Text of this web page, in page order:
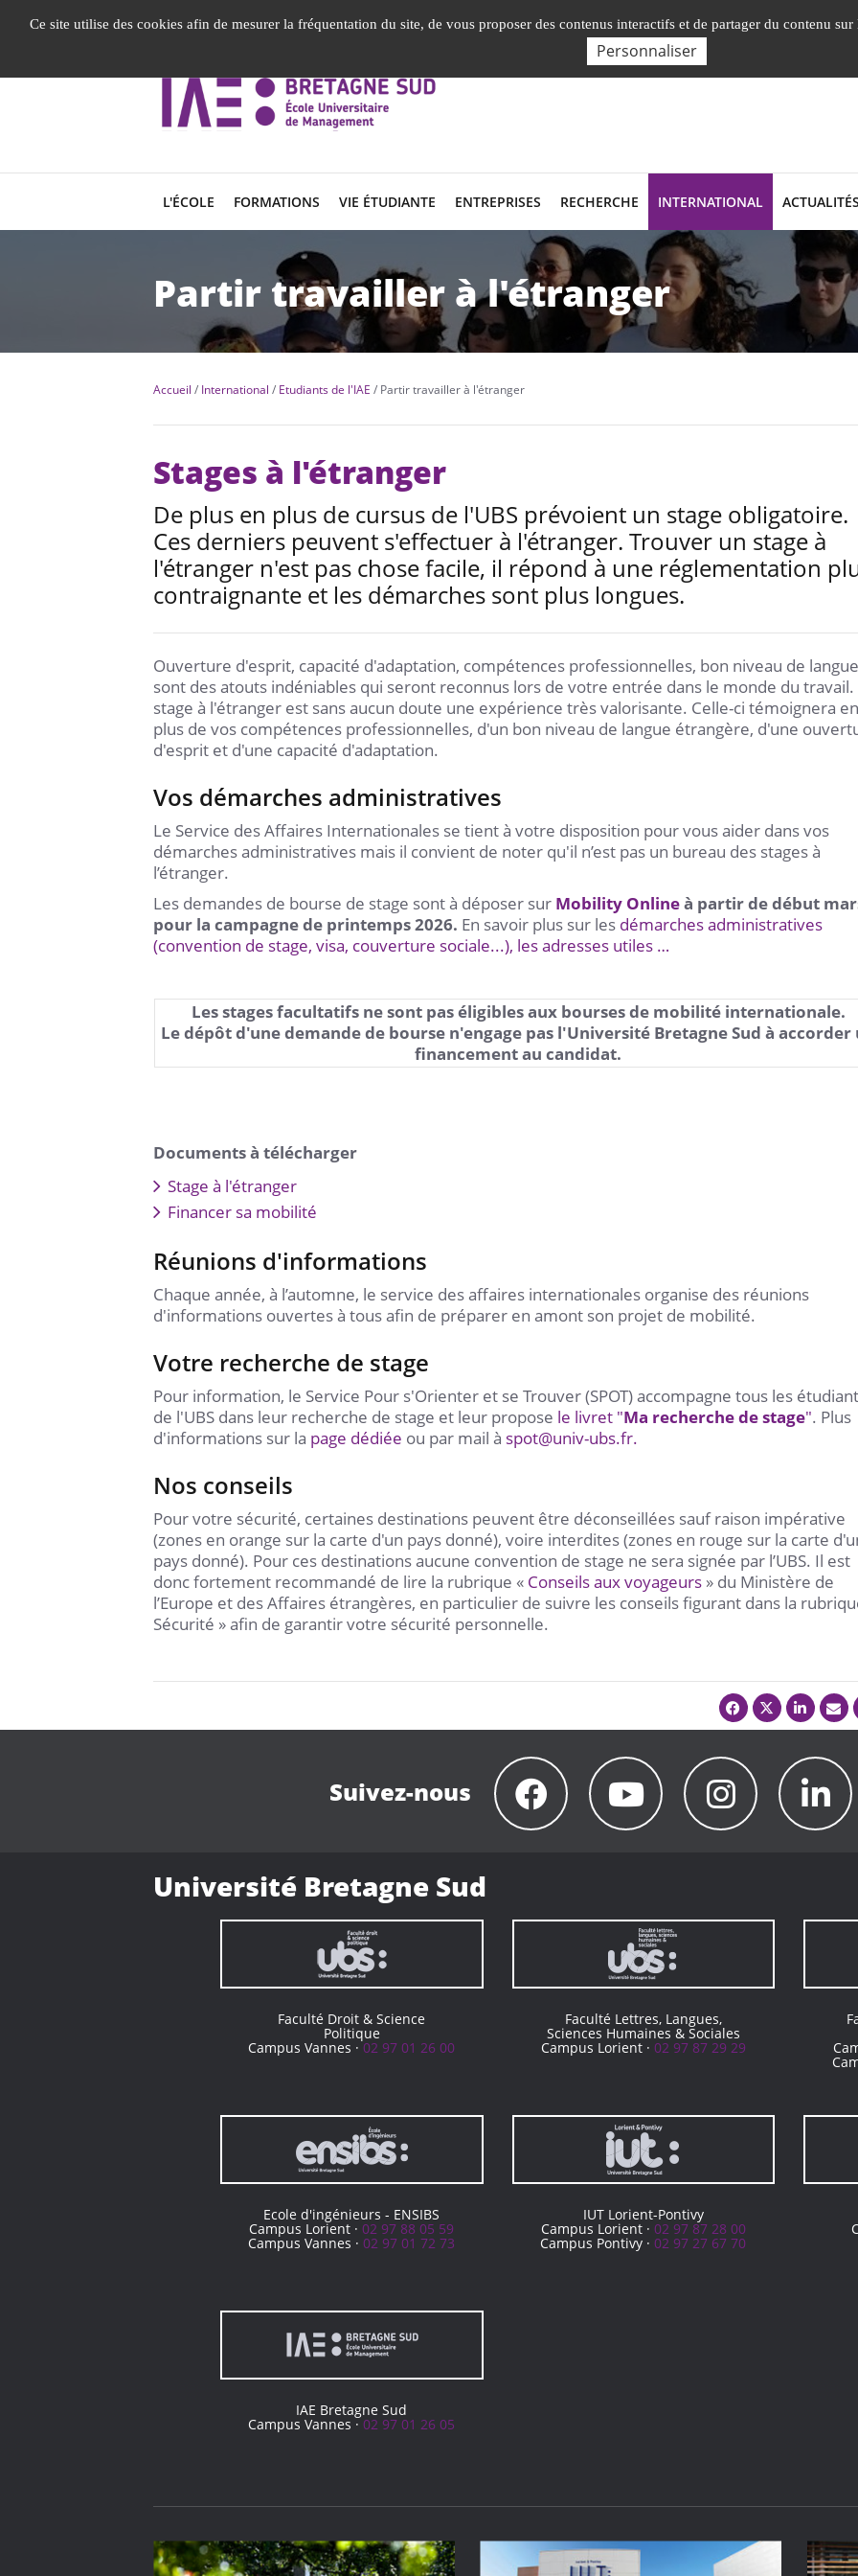
English
Nos Facultés, Instituts, Ecole
L'ÉCOLE FORMATIONS VIE ÉTUDIANTE ENTREPRISES RECHERCHE INTERNATIONAL
Partir travailler à l'étranger
Accueil International Etudiants de l'IAE Partir travailler à l'étranger
Stages à l'étranger
De plus en plus de cursus de l'UBS prévoient un stage obligatoire.
Ces derniers peuvent s'effectuer à l'étranger. Trouver un stage à
l'étranger n'est pas chose facile, il répond à une réglementation
contraignante et les démarches sont plus longues.
Ouverture d'esprit, capacité d'adaptation, compétences professionnelles, bon niveau de
sont des atouts indéniables qui seront reconnus lors de votre entrée dans le monde du travail.
stage à l'étranger est sans aucun doute une expérience très valorisante. Celle-ci témoignera en
plus de vos compétences professionnelles, d'un bon niveau de langue étrangère, d'une
d'esprit et d'une capacité d'adaptation.
Vos démarches administratives
Le Service des Affaires Internationales se tient à votre disposition pour vous aider dans vos
démarches administratives mais il convient de noter qu'il n’est pas un bureau des stages à
l’étranger.
Les demandes de bourse de stage sont à déposer sur Mobility Onlineà partir de début
pour la campagne de printemps 2026. En savoir plus sur les démarches administratives
(convention de stage, visa, couverture sociale...), les adresses utiles …
Les stages facultatifs ne sont pas éligibles aux bourses de mobilité internationale.
Le dépôt d'une demande de bourse n'engage pas l'Université Bretagne Sud à accorder
financement au candidat.
Documents à télécharger
Stage à l'étranger
Financer sa mobilité
Réunions d'informations
Chaque année, à l’automne, le service des affaires internationales organise des réunions
d'informations ouvertes à tous afin de préparer en amont son projet de mobilité.
Votre recherche de stage
Pour information, le Service Pour s'Orienter et se Trouver (SPOT) accompagne tous les
de l'UBS dans leur recherche de stage et leur propose le livret "Ma recherche de stage". Plus
d'informations sur la page dédiée ou par mail à spot@univ-ubs.fr.
Nos conseils
Pour votre sécurité, certaines destinations peuvent être déconseillées sauf raison impérative
(zones en orange sur la carte d'un pays donné), voire interdites (zones en rouge sur la carte
pays donné). Pour ces destinations aucune convention de stage ne sera signée par l’UBS. Il est
donc fortement recommandé de lire la rubrique « Conseils aux voyageurs » du Ministère de
l’Europe et des Affaires étrangères, en particulier de suivre les conseils figurant dans la
Sécurité » afin de garantir votre sécurité personnelle.
Suivez-nous
Université Bretagne Sud
Faculté Droit & Science
Politique
Campus Vannes ·02 97 01 26 00
Faculté Lettres, Langues,
Sciences Humaines & Sociales
Campus Lorient · 02 97 87 29 29
Ecole d'ingénieurs - ENSIBS
Campus Lorient · 02 97 88 05 59
Campus Vannes · 02 97 01 72 73
IUT Lorient-Pontivy
Campus Lorient · 02 97 87 28 00
Campus Pontivy · 02 97 27 67 70
IAE Bretagne Sud
Campus Vannes · 02 97 01 26 05
Ce site utilise des cookies afin de mesurer la fréquentation du site, de vous proposer des contenus interactifs et de partager du contenu sur
Personnaliser